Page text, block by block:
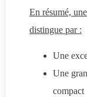
En résumé,
distingue par :
Une
Une
compact